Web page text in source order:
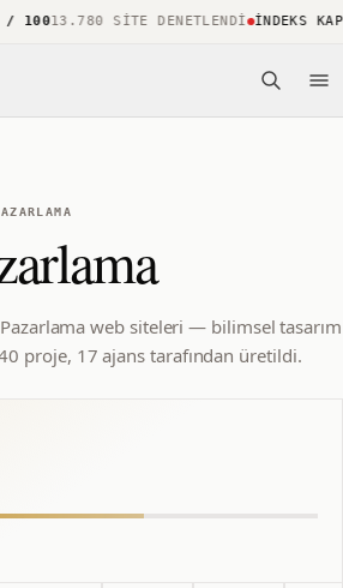
13.780 SITE DENETLENDI İNDEKS
web siteleri — bilimsel tasarım
proje, 17 ajans tarafından üretildi.